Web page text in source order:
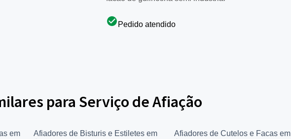
Pedido atendido
para Serviço de Afiação
em
Afiadores de Bisturis e Estiletes em
Afiadores de Cutelos e Facas em